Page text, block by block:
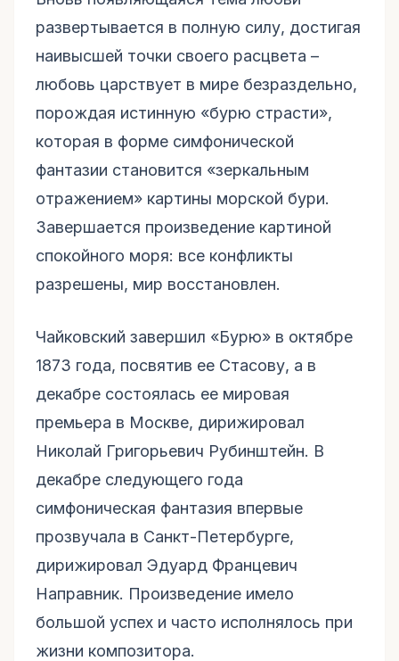
развертывается в полную силу, достигая
наивысшей точки своего расцвета –
любовь царствует в мире безраздельно,
порождая истинную «бурю страсти»,
которая в форме симфонической
фантазии становится «зеркальным
отражением» картины морской бури.
Завершается произведение картиной
спокойного моря: все конфликты
разрешены, мир восстановлен.
Чайковский завершил «Бурю» в октябре
1873 года, посвятив ее Стасову, а в
декабре состоялась ее мировая
премьера в Москве, дирижировал
Николай Григорьевич Рубинштейн. В
декабре следующего года
симфоническая фантазия впервые
прозвучала в Санкт-Петербурге,
дирижировал Эдуард Францевич
Направник. Произведение имело
большой успех и часто исполнялось при
жизни композитора.